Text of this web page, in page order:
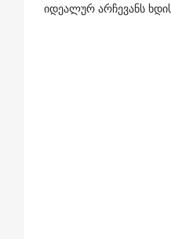
იდეალურ არჩევანს ხდის